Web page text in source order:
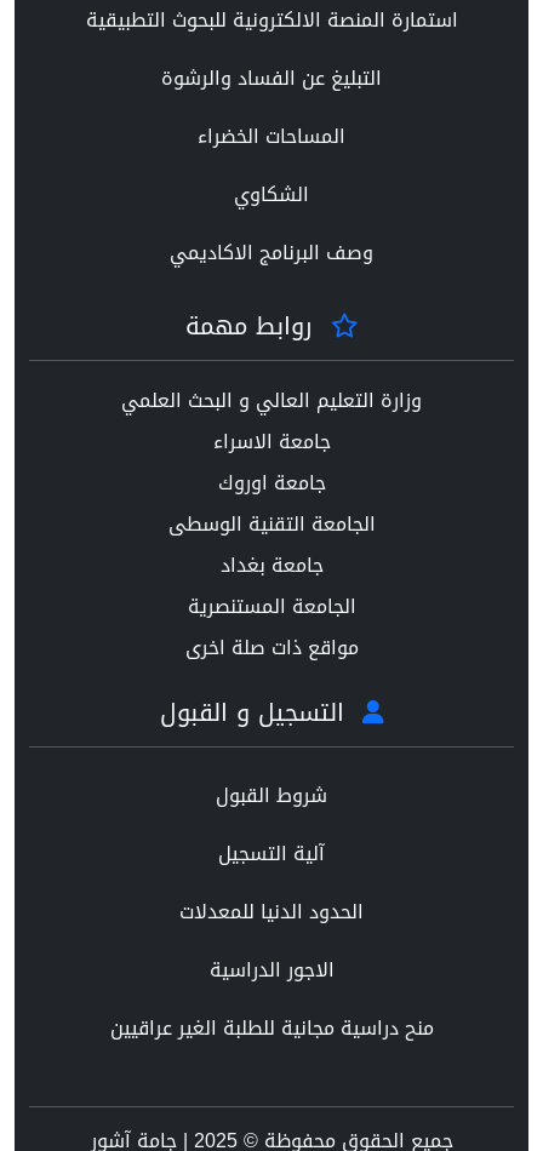
استمارة المنصة الالكترونية للبحوث التطبيقية
التبليغ عن الفساد والرشوة
المساحات الخضراء
الشكاوي
وصف البرنامج الاكاديمي
روابط مهمة
وزارة التعليم العالي و البحث العلمي
جامعة الاسراء
جامعة اوروك
الجامعة التقنية الوسطى
جامعة بغداد
الجامعة المستنصرية
مواقع ذات صلة اخرى
التسجيل و القبول
شروط القبول
آلية التسجيل
الحدود الدنيا للمعدلات
الاجور الدراسية
منح دراسية مجانية للطلبة الغير عراقيين
جميع الحقوق محفوظة © 2025 | جامة آشور